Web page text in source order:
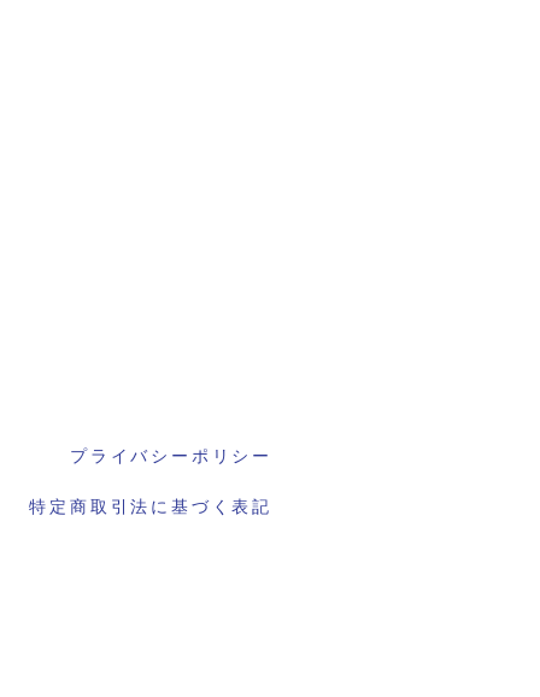
プライバシーポリシー
特定商取引法に基づく表記